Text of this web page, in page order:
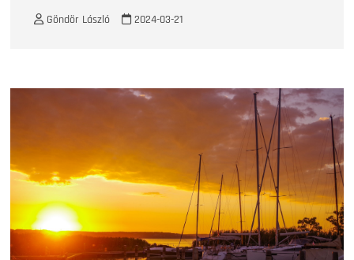
Göndör László 2024-03-21